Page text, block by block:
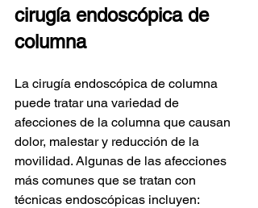
cirugía endoscópica de
columna
La cirugía endoscópica de columna
puede tratar una variedad de
afecciones de la columna que causan
dolor, malestar y reducción de la
movilidad. Algunas de las afecciones
más comunes que se tratan con
técnicas endoscópicas incluyen: